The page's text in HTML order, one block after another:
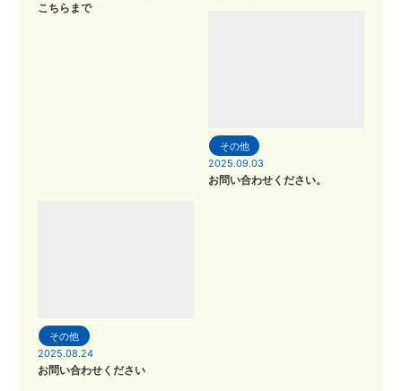
こちらまで
その他
2025.09.03
お問い合わせください。
その他
2025.08.24
お問い合わせください